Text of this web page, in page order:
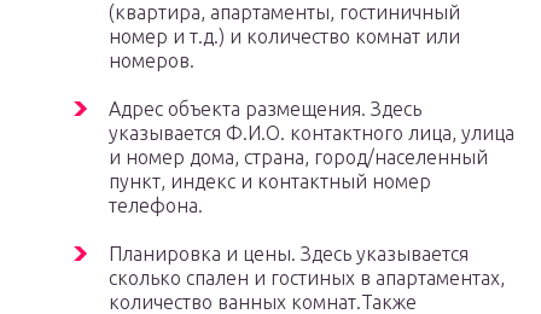
(квартира, апартаменты, гостиничный
номер и т.д.) и количество комнат или
номеров.
Адрес объекта размещения. Здесь
указывается Ф.И.О. контактного лица, улица
и номер дома, страна, город/населенный
пункт, индекс и контактный номер
телефона.
Планировка и цены. Здесь указывается
сколько спален и гостиных в апартаментах,
количество ванных комнат.Также